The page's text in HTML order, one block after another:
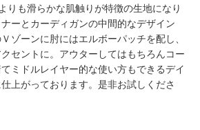
りも滑らかな肌触りが特徴の生地になり
ーとカーディガンの中間的なデザイン
ゾーンに肘にはエルボーパッチを配し、
セントに。アウターしてはもちろんコー
ミドルレイヤー的な使い方もできるデイ
上がっております。是非お試しくださ